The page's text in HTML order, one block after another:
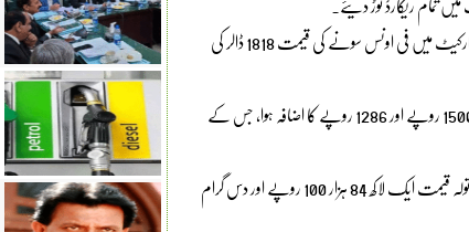
بین الاقوامی بلین مارکیٹ میں سونے کی فی اونس قیمت میں 11 ڈالر کا اضافہ ہوا، جس کے بعد عالمی مارکیٹ میں فی اونس سونے کی قیمت 1818 ڈالر کی
دوسری جانب پاکستانی صرافہ مارکیٹوں میں جمعہ کوسونے کی فی تولہ اور دس گرام قیمت میں بالترتیب 1500 روپے اور 1286 روپے کا اضافہ ہوا، جس کے
کراچی، حیدرآباد، ملتان، لاہور، پشاور، راولپنڈی، اسلام آباد، اور کوئٹہ کی صرافہ مارکیٹوں میں سونے کی فی تولہ قیمت ایک لاکھ 84 ہزار 100 روپے اور دس گرام